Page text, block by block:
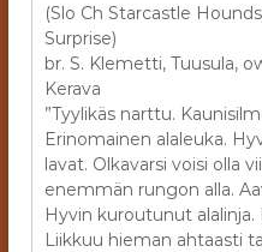
(Slo Ch Starcastle
Surprise)
br. S. Klemetti, Tuusula,
Kerava
”Tyylikäs narttu.
Erinomainen alaleuka.
lavat. Olkavarsi voisi olla
enemmän rungon alla.
Hyvin kuroutunut alalinja.
Liikkuu hieman ahtaasti